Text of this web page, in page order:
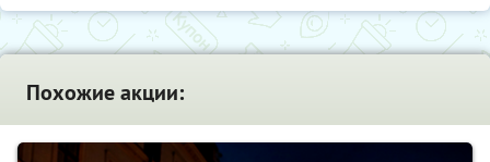
Похожие акции: